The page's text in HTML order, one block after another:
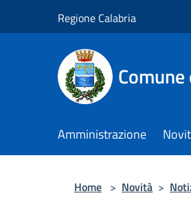
Regione Calabria
Amministrazione
Home > Novità >